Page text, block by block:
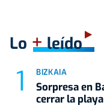
Lo +leído
BIZKAIA
Sorpresa en
cerrar la